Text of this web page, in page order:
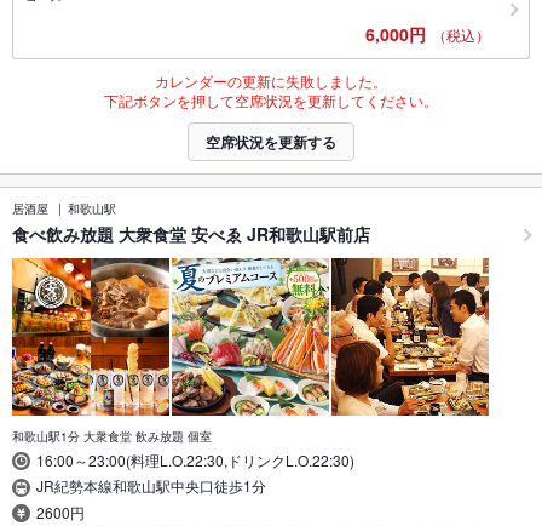
6,000円 （税込）
カレンダーの更新に失敗しました。
下記ボタンを押して空席状況を更新してください。
空席状況を更新する
居酒屋 和歌山駅
食べ飲み放題 大衆食堂 安べゑ JR和歌山駅前店
和歌山駅1分 大衆食堂 飲み放題 個室
16:00～23:00(料理L.O.22:30,ドリンクL.O.22:30)
JR紀勢本線和歌山駅中央口徒歩1分
2600円